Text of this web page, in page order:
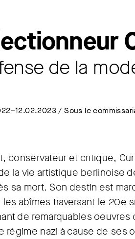
de la
/ Sous le
conservateur et critique,
la vie artistique berlinoise
sa mort. Son destin est
abîmes traversant le 20e
de remarquables oeuvres
régime nazi à cause de ses